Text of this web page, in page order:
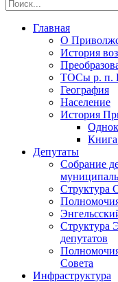
Главная
О
История
ТОСы р. п.
География
Население
История
Депутаты
Собрание
Структура
Структура
депутатов
Полномочия
Совета
Инфраструктура